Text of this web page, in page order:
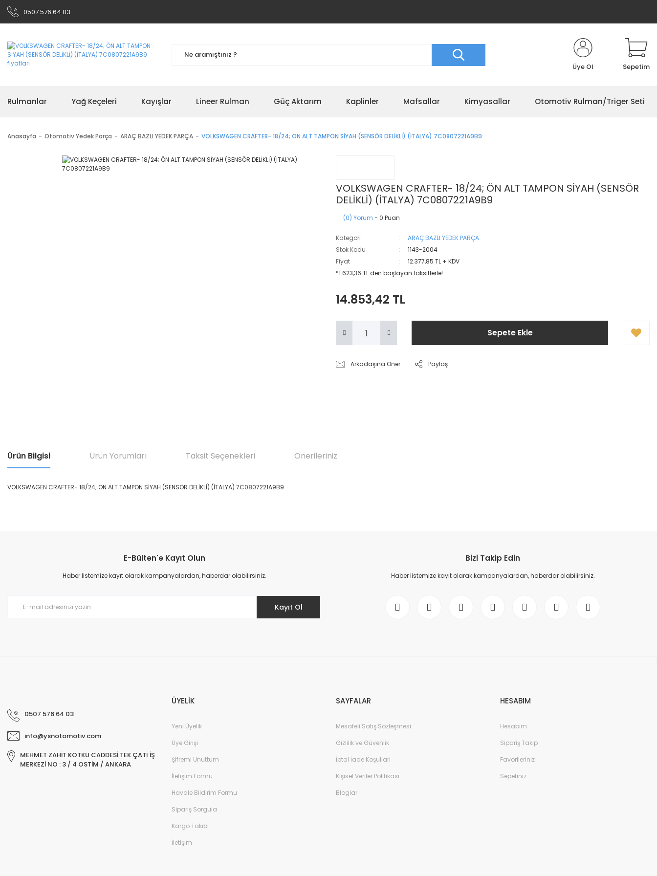
0507 576 64 03
Üye Ol Sepetim
Rulmanlar Yağ Keçeleri Kayışlar Lineer Rulman Güç Aktarım Kaplinler Mafsallar Kimyasallar Otomotiv Rulman/Triger Seti
Anasayfa Otomotiv Yedek Parça ARAÇ BAZLI YEDEK PARÇA VOLKSWAGEN CRAFTER- 18/24; ÖN ALT TAMPON SİYAH (SENSÖR DELİKLİ) (İTALYA) 7C0807221A9B9
VOLKSWAGEN CRAFTER- 18/24; ÖN ALT TAMPON SİYAH (SENSÖR
DELİKLİ) (İTALYA) 7C0807221A9B9
(0) Yorum - 0 Puan
Kategori
ARAÇ BAZLI YEDEK PARÇA
Stok Kodu
1143-2004
Fiyat
12.377,85 TL + KDV
*1.623,36 TL den başlayan taksitlerle!
14.853,42 TL
Sepete Ekle
Arkadaşına Öner Paylaş
Ürün Bilgisi Ürün Yorumları Taksit Seçenekleri Önerileriniz
VOLKSWAGEN CRAFTER- 18/24; ÖN ALT TAMPON SİYAH (SENSÖR DELİKLİ) (İTALYA) 7C0807221A9B9
Ürün resmi kalitesiz, bozuk veya görüntülenemiyor.
Ürün açıklamasında eksik bilgiler bulunuyor.
E-Bülten'e Kayıt Olun
Haber listemize kayıt olarak kampanyalardan, haberdar olabilirsiniz.
Kayıt Ol
Bizi Takip Edin
Haber listemize kayıt olarak kampanyalardan, haberdar olabilirsiniz.
0507 576 64 03
info@ysnotomotiv.com
MEHMET ZAHİT KOTKU CADDESİ TEK ÇATI İŞ
MERKEZİ NO : 3 / 4 OSTİM / ANKARA
ÜYELİK
Yeni Üyelik
Üye Girişi
Şifremi Unuttum
İletişim Formu
Havale Bildirim Formu
Sipariş Sorgula
Kargo Takibi
İletişim
SAYFALAR
Mesafeli Satış Sözleşmesi
Gizlilik ve Güvenlik
İptal İade Koşullari
Kişisel Veriler Politikası
Bloglar
HESABIM
Hesabım
Sipariş Takip
Favorileriniz
Sepetiniz